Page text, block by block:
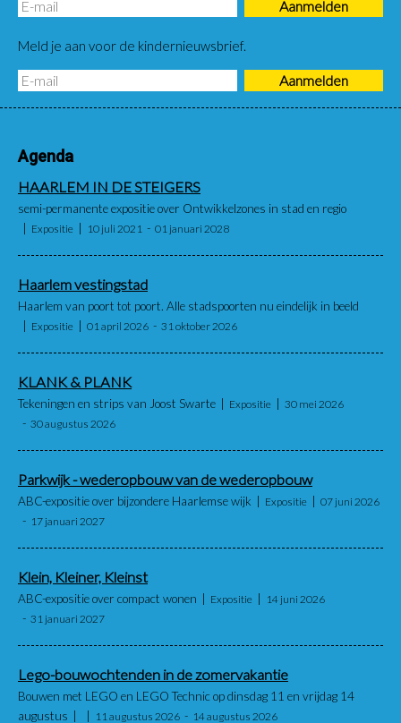
Meld je aan voor de kindernieuwsbrief.
Agenda
HAARLEM IN DE STEIGERS
semi-permanente expositie over Ontwikkelzones in stad en regio
Expositie 10 juli 2021 01 januari 2028
Haarlem vestingstad
Haarlem van poort tot poort. Alle stadspoorten nu eindelijk in beeld
Expositie 01 april 2026 31 oktober 2026
KLANK & PLANK
Tekeningen en strips van Joost Swarte Expositie
30 mei 2026
30 augustus 2026
Parkwijk - wederopbouw van de wederopbouw
ABC-expositie over bijzondere Haarlemse wijk Expositie
07 juni 2026
17 januari 2027
Klein, Kleiner, Kleinst
ABC-expositie over compact wonen Expositie
14 juni 2026
31 januari 2027
Lego-bouwochtenden in de zomervakantie
Bouwen met LEGO en LEGO Technic op dinsdag 11 en vrijdag 14
augustus
11 augustus 2026 14 augustus 2026